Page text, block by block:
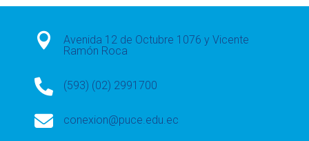

Avenida 12 de Octubre 1076 y Vicente
Ramón Roca
 (593) (02) 2991700
 conexion@puce.edu.ec